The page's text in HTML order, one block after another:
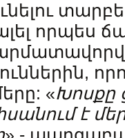
որպես
«Խոսքը
է